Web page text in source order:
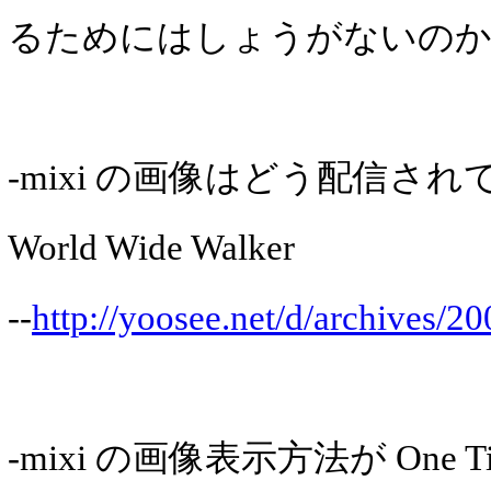
るためにはしょうがないの
-mixi の画像はどう配信され
World Wide Walker
--http://yoosee.net/d/archives/
-mixi の画像表示方法が One